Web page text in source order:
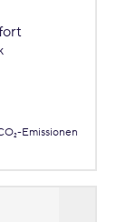
Emissionen